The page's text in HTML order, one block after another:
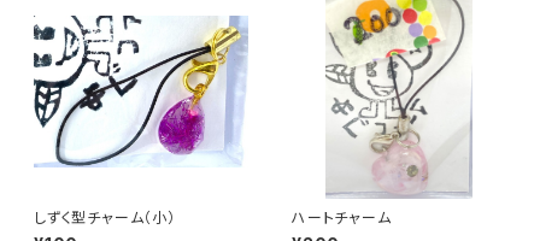
しずく型チャーム（小） ハートチャーム